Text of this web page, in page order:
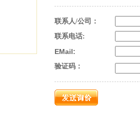
联系人/公司：
联系电话:
EMail:
验证码：